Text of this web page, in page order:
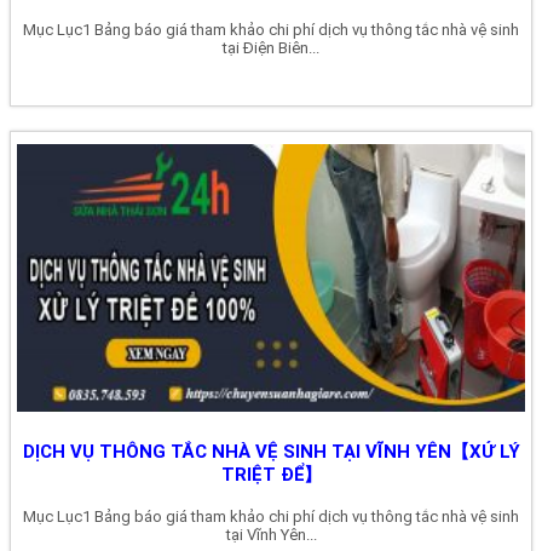
Mục Lục1 Bảng báo giá tham khảo chi phí dịch vụ thông tắc nhà vệ sinh
tại Điện Biên...
DỊCH VỤ THÔNG TẮC NHÀ VỆ SINH TẠI VĨNH YÊN【XỬ LÝ
TRIỆT ĐỂ】
Mục Lục1 Bảng báo giá tham khảo chi phí dịch vụ thông tắc nhà vệ sinh
tại Vĩnh Yên...